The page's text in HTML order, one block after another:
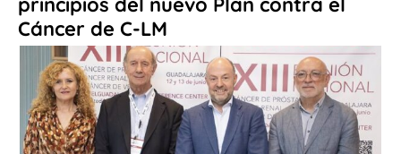
Cáncer de C-LM